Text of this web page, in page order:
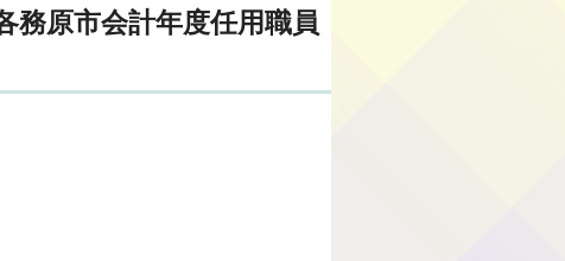
務原市会計年度任用職員